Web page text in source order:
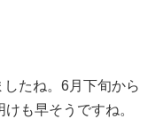
たね。6月下旬から
も早そうですね。